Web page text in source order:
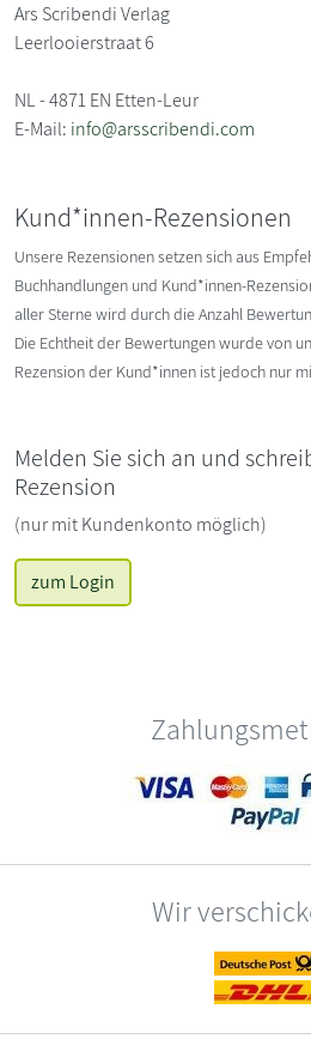
Ars Scribendi Verlag
Leerlooierstraat 6
NL - 4871 EN Etten-Leur
E-Mail: info@arsscribendi.com
Kund*innen-Rezensionen
Unsere Rezensionen setzen sich aus
Buchhandlungen und Kund*innen-
aller Sterne wird durch die Anzahl
Die Echtheit der Bewertungen wurde von
Rezension der Kund*innen ist jedoch nur
Melden Sie sich an und
Rezension
(nur mit Kundenkonto möglich)
zum Login
Wir